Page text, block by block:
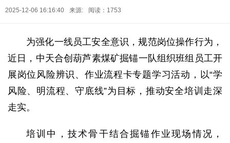
2025-12-06 16:16:40 来源: 阅读：1753
为强化一线员工安全意识，规范岗位操作行为，
近日，中天合创葫芦素煤矿掘锚一队组织班组员工开
展岗位风险辨识、作业流程卡专题学习活动，以“学
风险、明流程、守底线”为目标，推动安全培训走深
走实。
培训中，技术骨干结合掘锚作业现场情况，